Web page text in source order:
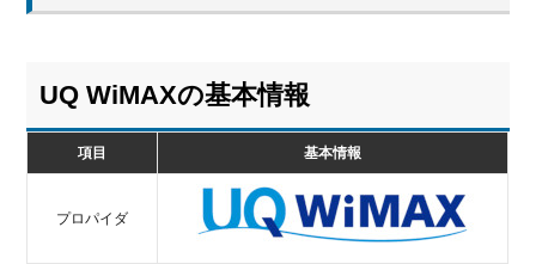
UQ WiMAXの基本情報
項目 基本情報
プロパイダ